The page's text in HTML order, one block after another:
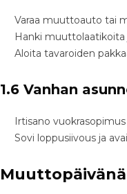
Varaa muuttoauto tai
Hanki muuttolaatikoita
Aloita tavaroiden
1.6 Vanhan
Irtisano
Sovi loppusiivous ja
Muuttopäivänä